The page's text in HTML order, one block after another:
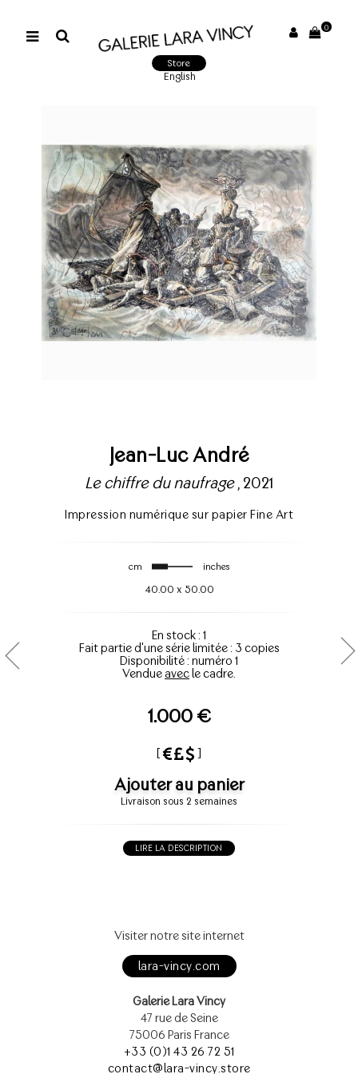
0
Store
English
Jean-Luc André
Le chiffre du naufrage, 2021
Impression numérique sur papier Fine Art
cm inches
40.00 x 50.00
En stock : 1
Fait partie d'une série limitée : 3 copies
Disponibilité : numéro 1
Vendueavecle cadre.
1.000 €
[ ]
Ajouter au panier
Livraison sous 2 semaines
LIRE LA DESCRIPTION
Visiter notre site internet
lara-vincy.com
Galerie Lara Vincy
47 rue de Seine
75006 Paris France
+33 (0)1 43 26 72 51
contact@lara-vincy.store